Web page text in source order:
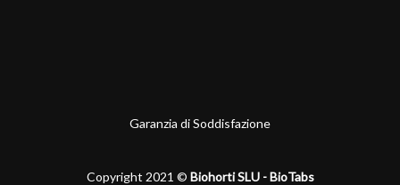
Garanzia di Soddisfazione
Copyright 2021 © Biohorti SLU - BioTabs